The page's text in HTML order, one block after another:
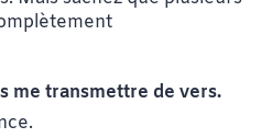
me transmettre de vers.